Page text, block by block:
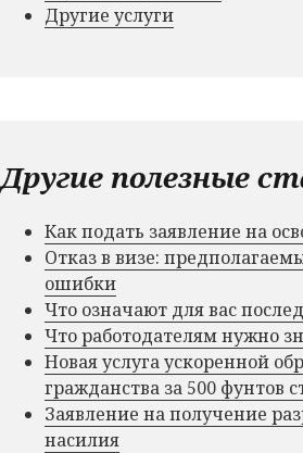
Другие услуги
Другие полезные
Как подать заявление на
Отказ в визе:
ошибки
Что означают для вас
Что работодателям нужно
Новая услуга ускоренной
гражданства за 500 фунтов
Заявление на получение
насилия